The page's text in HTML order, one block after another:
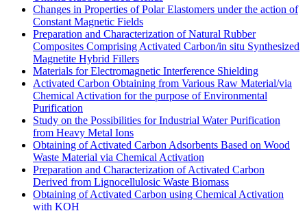
Changes in Properties of Polar Elastomers under the action of
Constant Magnetic Fields
Preparation and Characterization of Natural Rubber
Composites Comprising Activated Carbon/in situ Synthesized
Magnetite Hybrid Fillers
Materials for Electromagnetic Interference Shielding
Activated Carbon Obtaining from Various Raw Material/via
Chemical Activation for the purpose of Environmental
Purification
Study on the Possibilities for Industrial Water Purification
from Heavy Metal Ions
Obtaining of Activated Carbon Adsorbents Based on Wood
Waste Material via Chemical Activation
Preparation and Characterization of Activated Carbon
Derived from Lignocellulosic Waste Biomass
Obtaining of Activated Carbon using Chemical Activation
with KOH